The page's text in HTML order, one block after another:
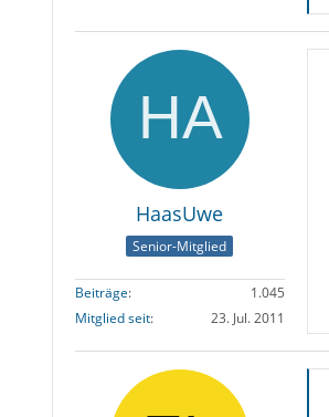
HaasUwe
Senior-Mitglied
Beiträge
1.045
Mitglied seit
23. Jul. 2011